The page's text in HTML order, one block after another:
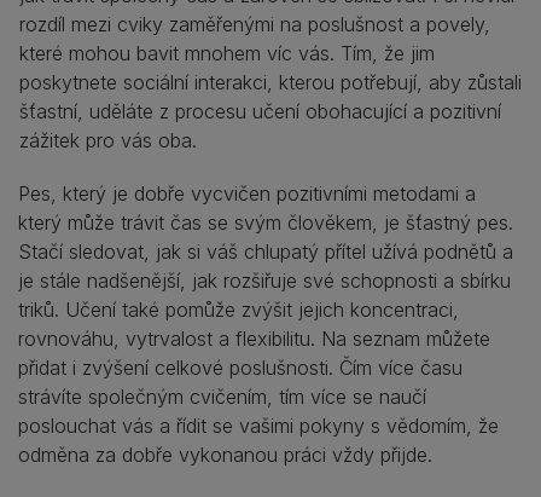
rozdíl mezi cviky zaměřenými na poslušnost a povely,
které mohou bavit mnohem víc vás. Tím, že jim
poskytnete sociální interakci, kterou potřebují, aby zůstali
šťastní, uděláte z procesu učení obohacující a pozitivní
zážitek pro vás oba.
Pes, který je dobře vycvičen pozitivními metodami a
který může trávit čas se svým člověkem, je šťastný pes.
Stačí sledovat, jak si váš chlupatý přítel užívá podnětů a
je stále nadšenější, jak rozšiřuje své schopnosti a sbírku
triků. Učení také pomůže zvýšit jejich koncentraci,
rovnováhu, vytrvalost a flexibilitu. Na seznam můžete
přidat i zvýšení celkové poslušnosti. Čím více času
strávíte společným cvičením, tím více se naučí
poslouchat vás a řídit se vašimi pokyny s vědomím, že
odměna za dobře vykonanou práci vždy přijde.